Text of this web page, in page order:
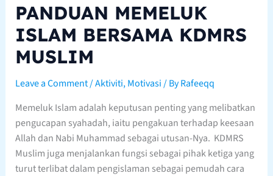
PANDUAN MEMELUK
ISLAM BERSAMA KDMRS
MUSLIM
Leave a Comment/Aktiviti,Motivasi/ ByRafeeqq
Memeluk Islam adalah keputusan penting yang melibatkan
pengucapan syahadah, iaitu pengakuan terhadap keesaan
Allah dan Nabi Muhammad sebagai utusan-Nya. KDMRS
Muslim juga menjalankan fungsi sebagai pihak ketiga yang
turut terlibat dalam pengislaman sebagai pemudah cara